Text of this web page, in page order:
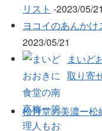
リスト ‐2023/05/21
ヨコイのあんか
2023/05/21
まいど
取り寄
松月堂の美濃ー松